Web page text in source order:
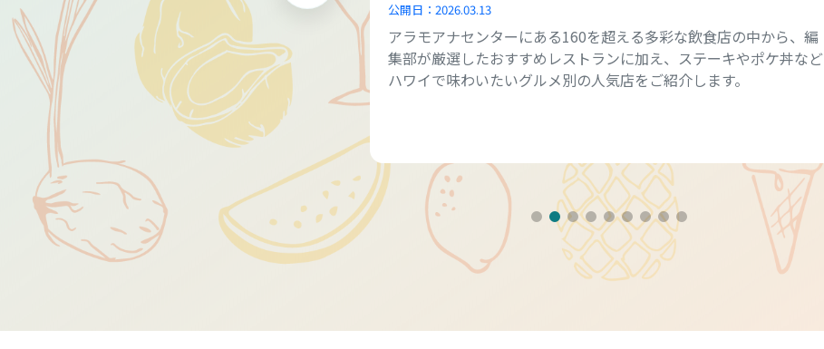
公開日： 2026.03.13
アラモアナセンターにある160を超える多彩な飲食店の中から、編
集部が厳選したおすすめレストランに加え、ステーキやポケ丼など
ハワイで味わいたいグルメ別の人気店をご紹介します。